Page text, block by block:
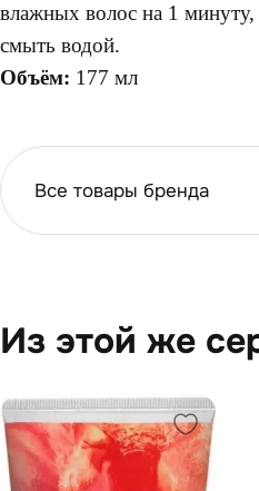
влажных волос на 1 минуту,
смыть водой.
Объём: 177 мл
Все товары бренда
Из этой же